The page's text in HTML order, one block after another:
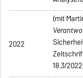
2022
(mit
18.3/